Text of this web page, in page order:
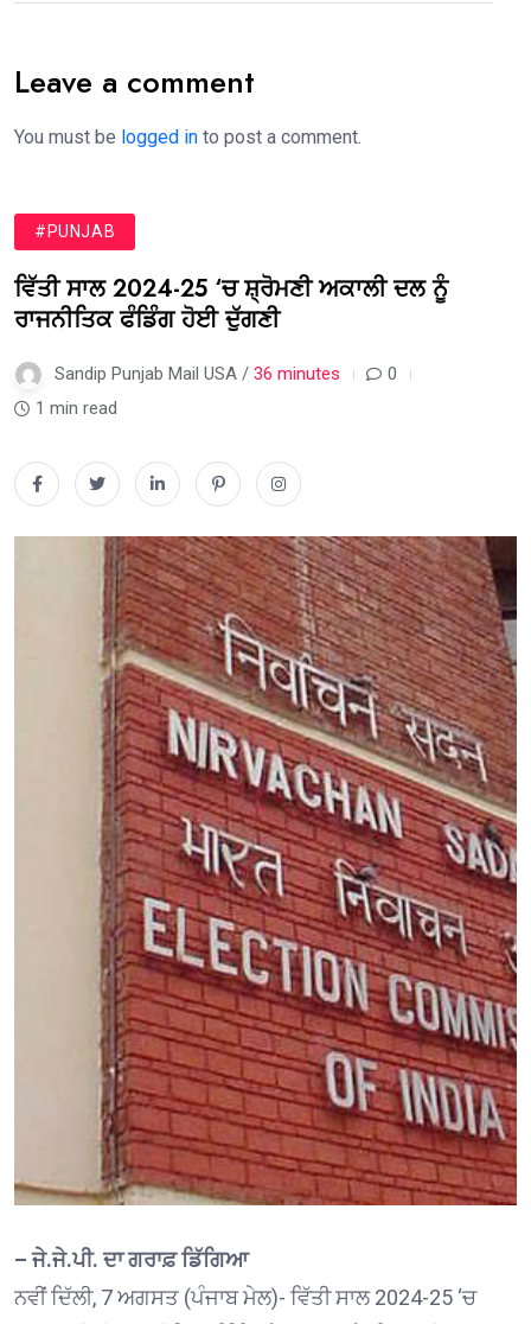
Leave a comment
You must be logged in to post a comment.
#PUNJAB
ਵਿੱਤੀ ਸਾਲ 2024-25 ‘ਚ ਸ਼੍ਰੋਮਣੀ ਅਕਾਲੀ ਦਲ ਨੂੰ
ਰਾਜਨੀਤਿਕ ਫੰਡਿੰਗ ਹੋਈ ਦੁੱਗਣੀ
Sandip Punjab Mail USA / 36 minutes
0
1 min read
– ਜੇ.ਜੇ.ਪੀ. ਦਾ ਗਰਾਫ਼ ਡਿੱਗਿਆ
ਨਵੀਂ ਦਿੱਲੀ, 7 ਅਗਸਤ (ਪੰਜਾਬ ਮੇਲ)- ਵਿੱਤੀ ਸਾਲ 2024-25 ‘ਚ